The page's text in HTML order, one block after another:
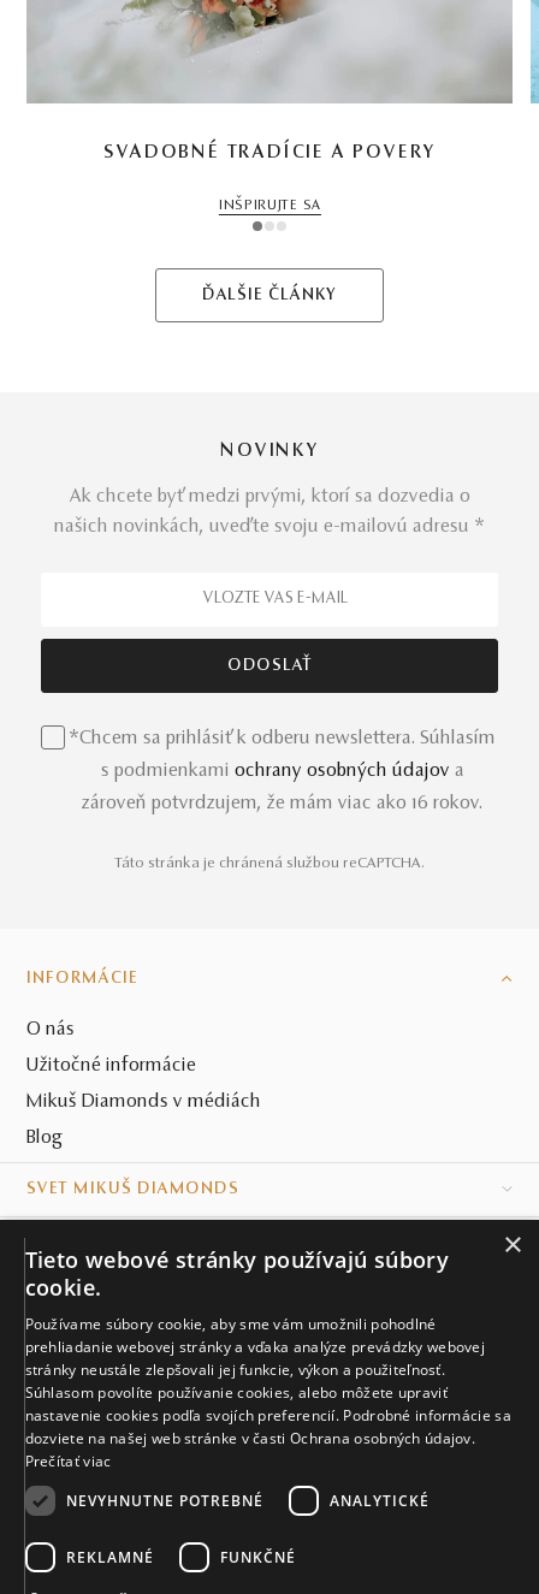
SVADOBNÉ TRADÍCIE A POVERY
INŠPIRUJTE SA
1 2 3
ĎALŠIE ČLÁNKY
NOVINKY
Ak chcete byť medzi prvými, ktorí sa dozvedia o
našich novinkách, uveďte svoju e-mailovú adresu *
*Chcem sa prihlásiť k odberu newslettera. Súhlasím
s podmienkami ochrany osobných údajov a
zároveň potvrdzujem, že mám viac ako 16 rokov.
Táto stránka je chránená službou reCAPTCHA.
INFORMÁCIE
O nás
Užitočné informácie
Mikuš Diamonds v médiách
Blog
SVET MIKUŠ DIAMONDS
KONTAKT
Naše klenotníctva
Sídlo spoločnosti
© MIKUŠ DIAMONDS, A.S. 2026. VŠETKY PRÁVA VYHRADENÉ.
×
Tieto webové stránky používajú súbory
cookie.
Používame súbory cookie, aby sme vám umožnili pohodlné
prehliadanie webovej stránky a vďaka analýze prevádzky webovej
stránky neustále zlepšovali jej funkcie, výkon a použiteľnosť.
Súhlasom povolíte používanie cookies, alebo môžete upraviť
nastavenie cookies podľa svojích preferencií. Podrobné informácie sa
dozviete na našej web stránke v časti Ochrana osobných údajov.
Prečítať viac
NEVYHNUTNE POTREBNÉ
ANALYTICKÉ
REKLAMNÉ FUNKČNÉ